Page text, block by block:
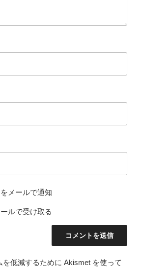
メールで通知
ルで受け取る
を低減するために Akismet を使って